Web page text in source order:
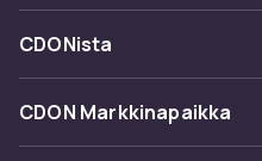
Ota yhteyttä
Toimitus
Takaisinvedot
Kategoriat
Tuotemerkit
CDONista
Tietoa meistä
Asiakasarvionnit
CDON Markkinapaikka